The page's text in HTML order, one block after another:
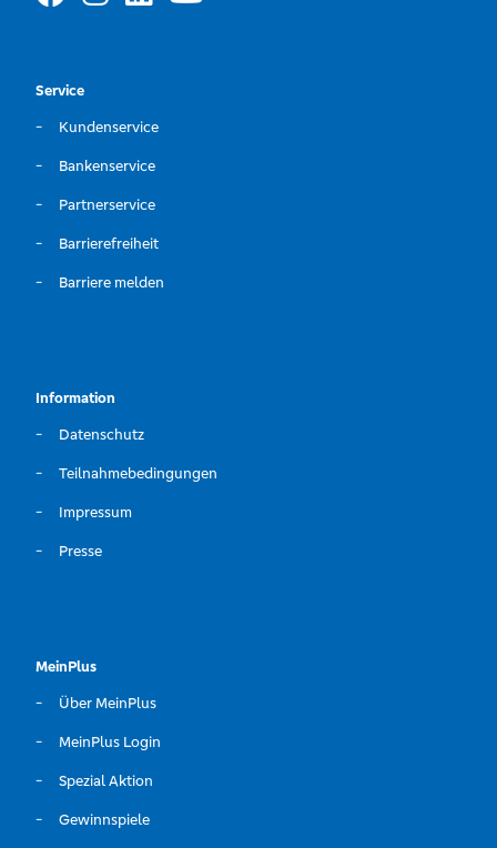
Service
Kundenservice
Bankenservice
Partnerservice
Barrierefreiheit
Barriere melden
Information
Datenschutz
Teilnahmebedingungen
Impressum
Presse
MeinPlus
Über MeinPlus
MeinPlus Login
Spezial Aktion
Gewinnspiele